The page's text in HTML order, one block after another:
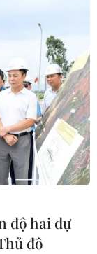
độ hai dự
đô